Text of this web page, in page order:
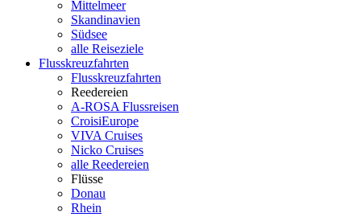
Mittelmeer
Skandinavien
Südsee
alle Reiseziele
Flusskreuzfahrten
Flusskreuzfahrten
Reedereien
A-ROSA Flussreisen
CroisiEurope
VIVA Cruises
Nicko Cruises
alle Reedereien
Flüsse
Donau
Rhein